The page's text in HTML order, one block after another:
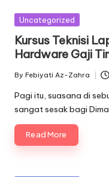
Posted
Uncategorized
Kursus Teknisi
Hardware Gaji
Posted
by
By Febiyati Az-Zahra
Pagi itu, suasana di
sangat sesak bagi
Read More